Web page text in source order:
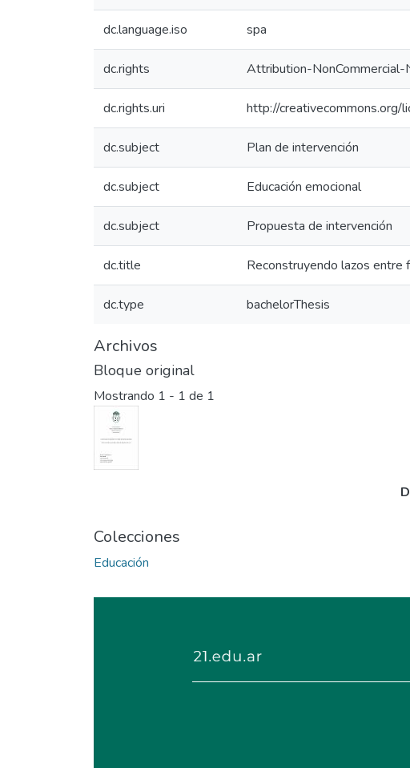
dc.language.iso spa
dc.rights Attribution-NonCommercial-
dc.rights.uri http://creativecommons.org/
dc.subject Plan de intervención
dc.subject Educación emocional
dc.subject Propuesta de intervención
dc.title Reconstruyendo lazos entre
dc.type bachelorThesis
Archivos
Bloque original
Mostrando 1 - 1 de 1
Colecciones
Educación